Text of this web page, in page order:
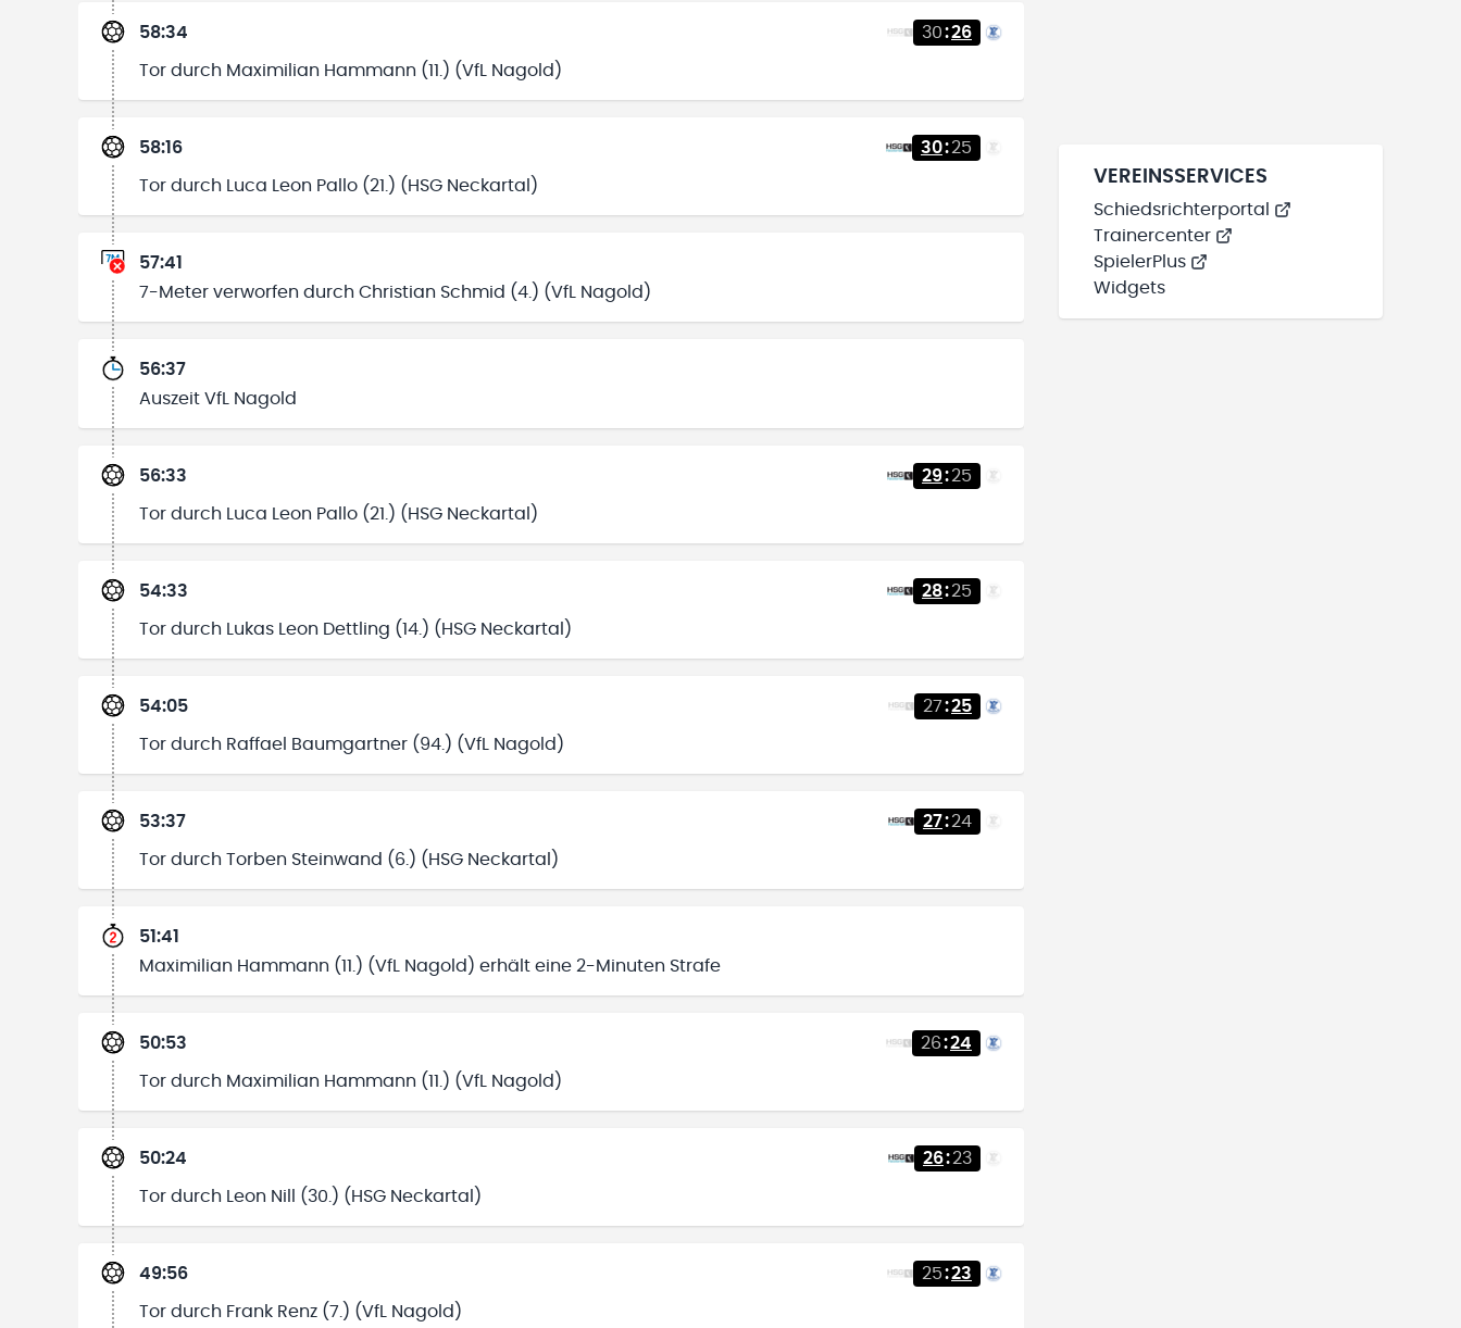
58:34 30:26
Tor durch Maximilian Hammann (11.) (VfL Nagold)
58:16 30:25
Tor durch Luca Leon Pallo (21.) (HSG Neckartal)
57:41
7-Meter verworfen durch Christian Schmid (4.) (VfL Nagold)
56:37
Auszeit VfL Nagold
56:33 29:25
Tor durch Luca Leon Pallo (21.) (HSG Neckartal)
54:33 28:25
Tor durch Lukas Leon Dettling (14.) (HSG Neckartal)
54:05 27:25
Tor durch Raffael Baumgartner (94.) (VfL Nagold)
53:37 27:24
Tor durch Torben Steinwand (6.) (HSG Neckartal)
51:41
Maximilian Hammann (11.) (VfL Nagold) erhält eine 2-Minuten Strafe
50:53 26:24
Tor durch Maximilian Hammann (11.) (VfL Nagold)
50:24 26:23
Tor durch Leon Nill (30.) (HSG Neckartal)
49:56 25:23
Tor durch Frank Renz (7.) (VfL Nagold)
VEREINSSERVICES
Schiedsrichterportal
Trainercenter
SpielerPlus
Widgets